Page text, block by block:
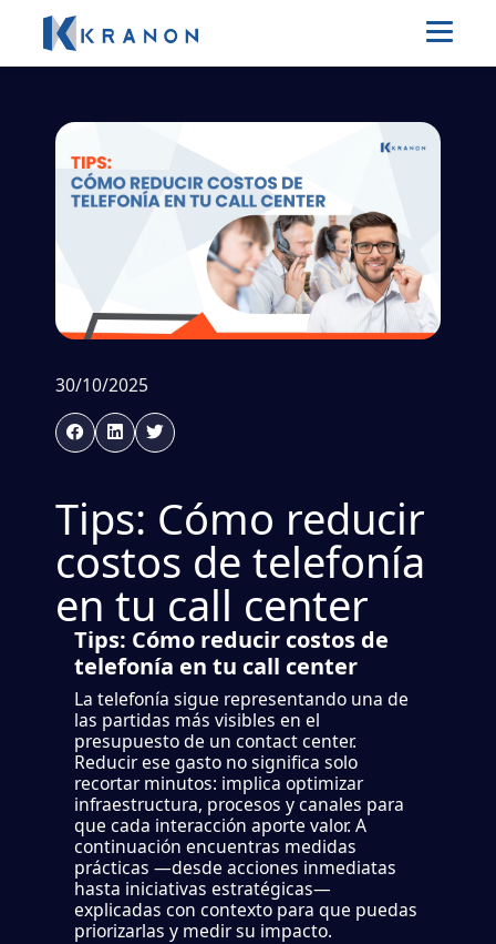
30/10/2025
Tips: Cómo reducir
costos de telefonía
en tu call center
Tips: Cómo reducir costos de
telefonía en tu call center
La telefonía sigue representando una de
las partidas más visibles en el
presupuesto de un contact center.
Reducir ese gasto no significa solo
recortar minutos: implica optimizar
infraestructura, procesos y canales para
que cada interacción aporte valor. A
continuación encuentras medidas
prácticas —desde acciones inmediatas
hasta iniciativas estratégicas—
explicadas con contexto para que puedas
priorizarlas y medir su impacto.